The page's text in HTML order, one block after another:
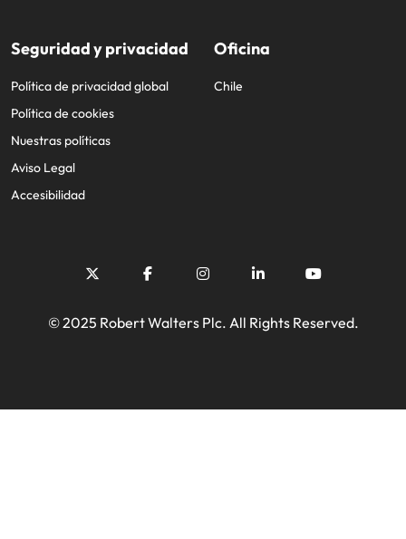
Seguridad y privacidad
Política de privacidad global
Política de cookies
Nuestras políticas
Aviso Legal
Accesibilidad
Oficina
Chile
© 2025 Robert Walters Plc. All Rights Reserved.